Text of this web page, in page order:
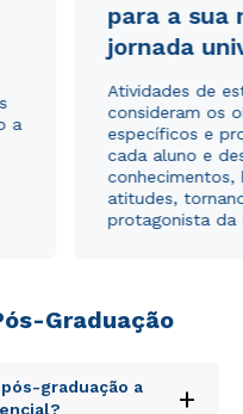
a
para a sua
jornada
Atividades de
consideram os
específicos e
cada aluno e
conhecimentos,
atitudes,
protagonista da
Graduação
graduação a
+
utilizados para o